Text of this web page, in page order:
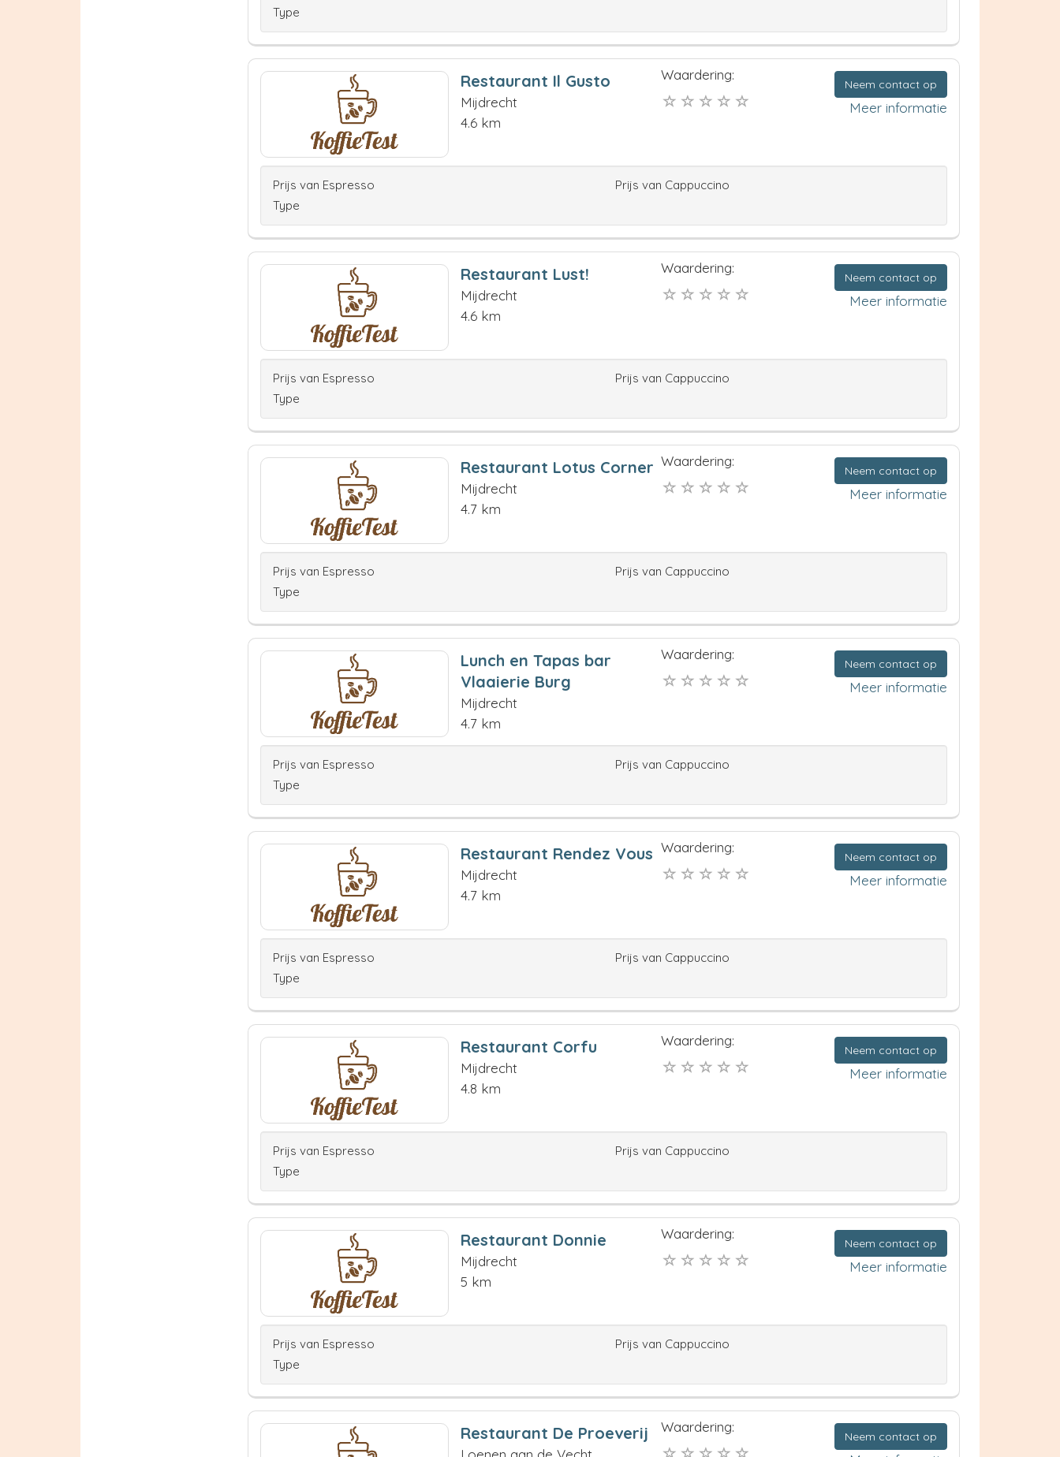
Type
Restaurant Il Gusto
Mijdrecht
4.6 km
Waardering:
Neem contact op
Meer informatie
Prijs van Espresso
Prijs van Cappuccino
Type
Restaurant Lust!
Mijdrecht
4.6 km
Waardering:
Neem contact op
Meer informatie
Prijs van Espresso
Prijs van Cappuccino
Type
Restaurant Lotus Corner
Mijdrecht
4.7 km
Waardering:
Neem contact op
Meer informatie
Prijs van Espresso
Prijs van Cappuccino
Type
Lunch en Tapas bar
Vlaaierie Burg
Mijdrecht
4.7 km
Waardering:
Neem contact op
Meer informatie
Prijs van Espresso
Prijs van Cappuccino
Type
Restaurant Rendez Vous
Mijdrecht
4.7 km
Waardering:
Neem contact op
Meer informatie
Prijs van Espresso
Prijs van Cappuccino
Type
Restaurant Corfu
Mijdrecht
4.8 km
Waardering:
Neem contact op
Meer informatie
Prijs van Espresso
Prijs van Cappuccino
Type
Restaurant Donnie
Mijdrecht
5 km
Waardering:
Neem contact op
Meer informatie
Prijs van Espresso
Prijs van Cappuccino
Type
Restaurant De Proeverij Waardering:
Neem contact op